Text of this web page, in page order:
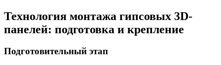
Технология монтажа гипсовых 3D-
панелей: подготовка и крепление
Подготовительный этап